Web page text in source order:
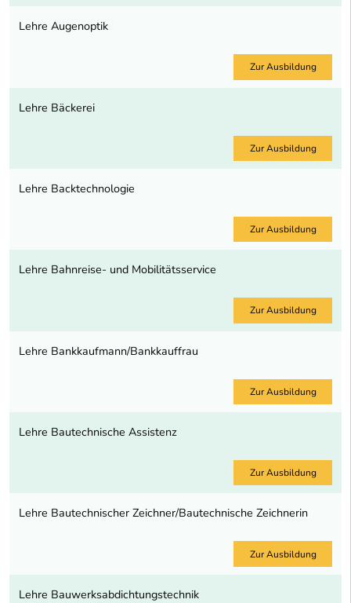
Lehre Augenoptik
Zur Ausbildung
Lehre Bäckerei
Zur Ausbildung
Lehre Backtechnologie
Zur Ausbildung
Lehre Bahnreise- und Mobilitätsservice
Zur Ausbildung
Lehre Bankkaufmann/Bankkauffrau
Zur Ausbildung
Lehre Bautechnische Assistenz
Zur Ausbildung
Lehre Bautechnischer Zeichner/Bautechnische Zeichnerin
Zur Ausbildung
Lehre Bauwerksabdichtungstechnik